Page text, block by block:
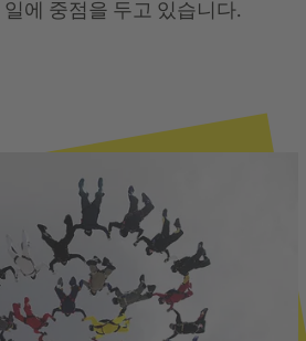
에 중점을 두고 있습니다.